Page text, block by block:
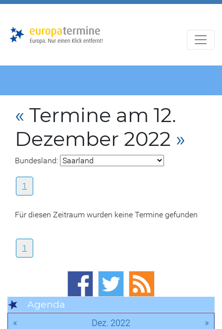
« Termine am 12.
Dezember 2022 »
Bundesland:
1
Für diesen Zeitraum wurden keine Termine gefunden
1
Agenda
« Dez. 2022 »